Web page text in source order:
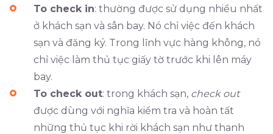
To check in: thường được sử dụng nhiều nhất
ở khách sạn và sân bay. Nó chỉ việc đến khách
sạn và đăng ký. Trong lĩnh vực hàng không, nó
chỉ việc làm thủ tục giấy tờ trước khi lên máy
bay.
To check out: trong khách sạn, check out
được dùng với nghĩa kiểm tra và hoàn tất
những thủ tục khi rời khách sạn như thanh